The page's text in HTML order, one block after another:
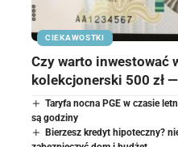
CIEKAWOSTKI
Czy warto inwestować
kolekcjonerski 500 zł
Taryfa nocna PGE w czasie
są godziny
Bierzesz kredyt hipoteczny?